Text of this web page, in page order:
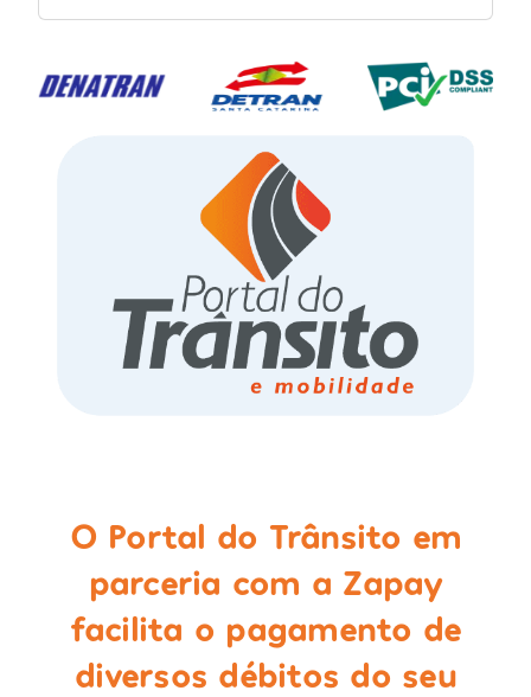
O Portal do Trânsito em
parceria com a Zapay
facilita o pagamento de
diversos débitos do seu